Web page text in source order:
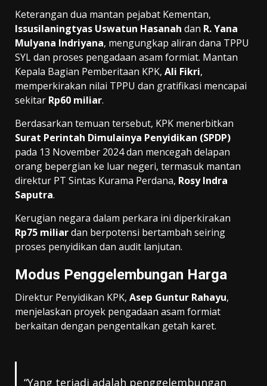
Keterangan dua mantan pejabat Kementan,
Issusilaningtyas Uswatun Hasanah dan R. Yana
Mulyana Indriyana, mengungkap aliran dana TPPU
SYL dan proses pengadaan asam formiat. Mantan
Kepala Bagian Pemberitaan KPK, Ali Fikri,
memperkirakan nilai TPPU dan gratifikasi mencapai
sekitar Rp60 miliar.
Berdasarkan temuan tersebut, KPK menerbitkan
Surat Perintah Dimulainya Penyidikan (SPDP)
pada 13 November 2024 dan mencegah delapan
orang bepergian ke luar negeri, termasuk mantan
direktur PT Sintas Kurama Perdana, Rosy Indra
Saputra.
Kerugian negara dalam perkara ini diperkirakan
Rp75 miliardan berpotensi bertambah seiring
proses penyidikan dan audit lanjutan.
Modus Penggelembungan Harga
Direktur Penyidikan KPK, Asep Guntur Rahayu,
menjelaskan proyek pengadaan asam formiat
berkaitan dengan pengentalkan getah karet.
“Yang terjadi adalah penggelembungan